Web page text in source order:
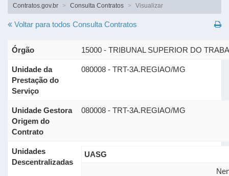
Contratos.gov.br Consulta Contratos Visualizar
Voltar para todos Consulta Contratos
Órgão 15000 - TRIBUNAL SUPERIOR DO
Unidade da
Prestação do
Serviço
080008 - TRT-3A.REGIAO/MG
Unidade Gestora
Origem do
Contrato
080008 - TRT-3A.REGIAO/MG
Unidades
Descentralizadas
UASG